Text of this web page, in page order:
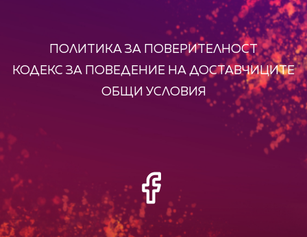
ПОЛИТИКА ЗА ПОВЕРИТЕЛНОСТ
КОДЕКС ЗА ПОВЕДЕНИЕ НА ДОСТАВЧИЦИТЕ
ОБЩИ УСЛОВИЯ